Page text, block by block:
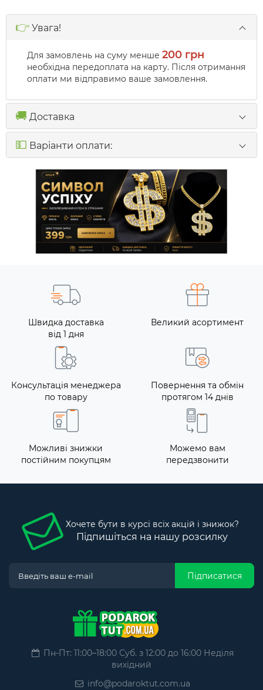
👉 Увага!
Для замовлень на суму менше 200 грн
необхідна передоплата на карту. Після отримання
оплати ми відправимо ваше замовлення.
🚚 Доставка
💵 Варіанти оплати:
Швидка доставка
від 1 дня
Великий асортимент
Консультація менеджера
по товару
Повернення та обмін
протягом 14 днів
Можливі знижки
постійним покупцям
Можемо вам
передзвонити
Хочете бути в курсі всіх акцій і знижок?
Підпишіться на нашу розсилку
Підписатися
Пн-Пт: 11:00–18:00 Суб. з 12:00 до 16:00 Неділя
вихідний
info@podaroktut.com.ua